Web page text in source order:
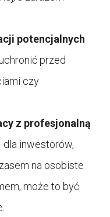
potencjalnych
przed
czy
z profesjonalną
dla inwestorów,
na osobiste
może to być